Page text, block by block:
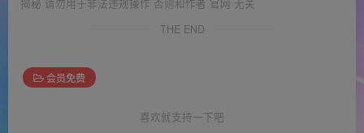
揭秘 请勿用于非法违规操作 否则和作者 官网 无关
THE END
会员免费
喜欢就支持一下吧